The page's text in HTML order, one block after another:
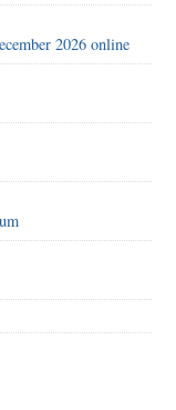
2026 online